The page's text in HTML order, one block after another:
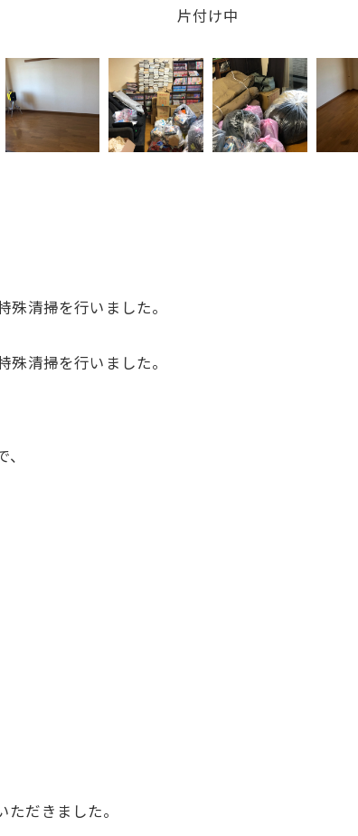
片付け中 その２
殊清掃を行いました。
殊清掃を行いました。
だきました。